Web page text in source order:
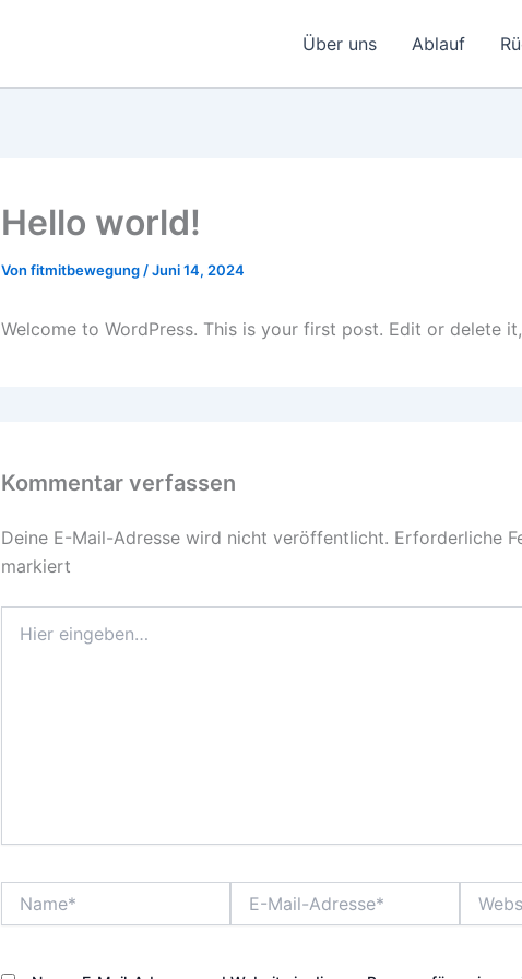
Über uns Ablauf
Hello world!
Von fitmitbewegung /Juni 14, 2024
Welcome to WordPress. This is your first post. Edit or delete
Kommentar verfassen
Deine E-Mail-Adresse wird nicht veröffentlicht. Erforderliche
markiert
eingeben…
Mail-